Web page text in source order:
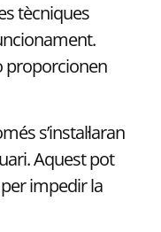
tècniques
proporcionen
s’instal·laran
Aquest pot
impedir la